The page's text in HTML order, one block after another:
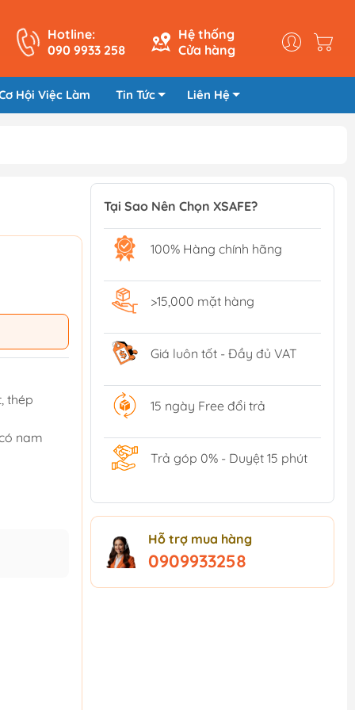
Hotline:
090 9933 258
Hệ thống
Cửa hàng
Hội Việc Làm Tin Tức Liên Hệ
thép
nam
Tại Sao Nên Chọn XSAFE?
100% Hàng chính hãng
>15,000 mặt hàng
Giá luôn tốt - Đầy đủ VAT
15 ngày Free đổi trả
Trả góp 0% - Duyệt 15 phút
Hỗ trợ mua hàng
0909933258